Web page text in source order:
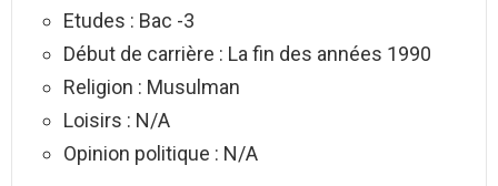
Etudes : Bac -3
Début de carrière : La fin des années 1990
Religion : Musulman
Loisirs : N/A
Opinion politique : N/A